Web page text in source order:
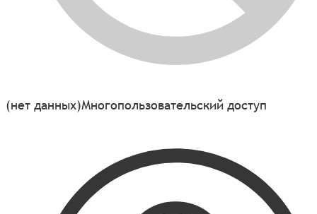
(нет данных)Многопользовательский доступ